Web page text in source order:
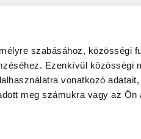
szabásához, közösségi
Ezenkívül közösségi
vonatkozó
meg számukra vagy az Ön
Bartók Béla
1114 Budapest, Bartók